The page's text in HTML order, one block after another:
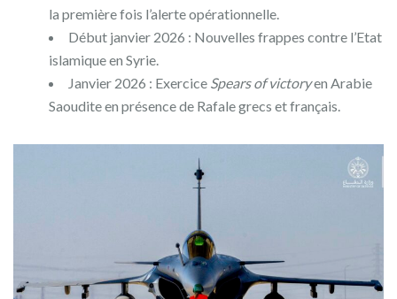
la première fois l’alerte opérationnelle.
Début janvier 2026 : Nouvelles frappes contre l’Etat
islamique en Syrie.
Janvier 2026 : Exercice Spears of victoryen Arabie
Saoudite en présence de Rafale grecs et français.